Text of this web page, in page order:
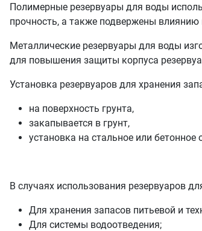
Полимерные резервуары для воды
прочность, а также подвержены влиянию
Металлические резервуары для воды
для повышения защиты корпуса
Установка резервуаров для хранения
на поверхность грунта,
закапывается в грунт,
установка на стальное или бетонное
В случаях использования резервуаров
Для хранения запасов питьевой и
Для системы водоотведения;